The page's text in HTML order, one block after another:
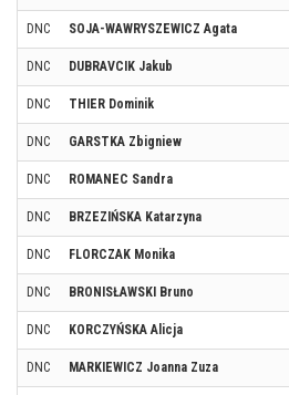
DNC SOJA-WAWRYSZEWICZ Agata
DNC DUBRAVCIK Jakub
DNC THIER Dominik
DNC GARSTKA Zbigniew
DNC ROMANEC Sandra
DNC BRZEZIŃSKA Katarzyna
DNC FLORCZAK Monika
DNC BRONISŁAWSKI Bruno
DNC KORCZYŃSKA Alicja
DNC MARKIEWICZ Joanna Zuza